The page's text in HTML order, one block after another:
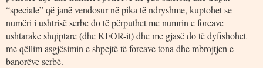
“speciale” që janë vendosur në pika të ndryshme, kuptohet se
numëri i ushtrisë serbe do të përputhet me numrin e forcave
ushtarake shqiptare (dhe KFOR-it) dhe me gjasë do të dyfishohet
me qëllim asgjësimin e shpejtë të forcave tona dhe mbrojtjen e
banorëve serbë.